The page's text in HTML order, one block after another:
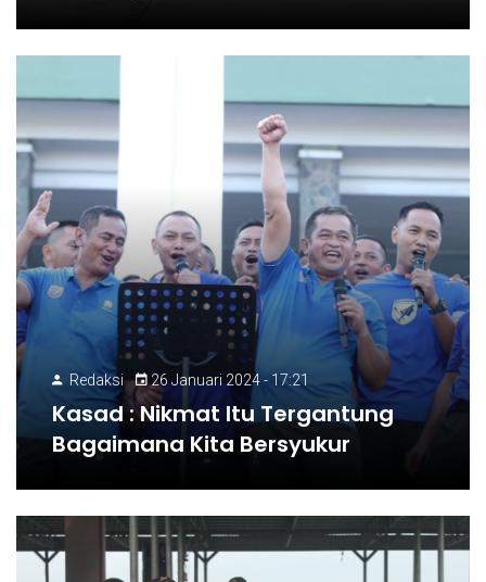
Redaksi 26 Januari 2024 - 17:21
Kasad : Nikmat Itu Tergantung
Bagaimana Kita Bersyukur